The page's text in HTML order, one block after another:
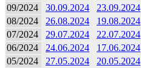
09/2024
30.09.2024 23.09.2024
08/2024
26.08.2024 19.08.2024
07/2024
29.07.2024 22.07.2024
06/2024
24.06.2024 17.06.2024
05/2024
27.05.2024 20.05.2024